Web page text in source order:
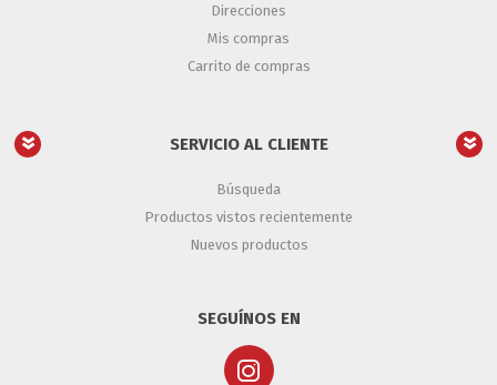
Direcciones
Mis compras
Carrito de compras
SERVICIO AL CLIENTE
Búsqueda
Productos vistos recientemente
Nuevos productos
SEGUÍNOS EN